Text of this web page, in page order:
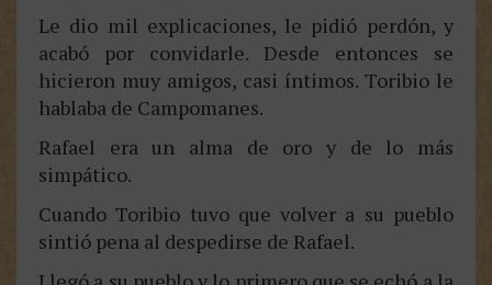
Le dio mil explicaciones, le pidió perdón, y
acabó por convidarle. Desde entonces se
hicieron muy amigos, casi íntimos. Toribio le
hablaba de Campomanes.
Rafael era un alma de oro y de lo más
simpático.
Cuando Toribio tuvo que volver a su pueblo
sintió pena al despedirse de Rafael.